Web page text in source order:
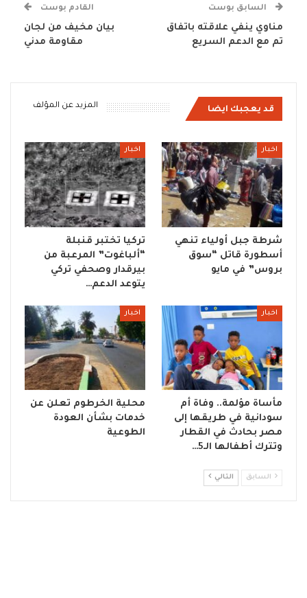
السابق بوست
مناوي ينفي علاقته باتفاق
تم مع الدعم السريع
القادم بوست
بيان مخيف من لجان
مقاومة مدني
قد يعجبك ايضا المزيد عن المؤلف
اخبار
شرطة جبل أولياء تنهي
أسطورة قاتل “سوق
بروس” في مايو
اخبار
تركيا تختبر قنبلة
“ألباغوت” المرعبة من
بيرقدار وصحفي تركي
يتوعد الدعم…
اخبار
مأساة مؤلمة.. وفاة أم
سودانية في طريقها إلى
مصر بحادث في القطار
وتترك أطفالها الـ5…
اخبار
محلية الخرطوم تعلن عن
خدمات بشأن العودة
الطوعية
السابق التالي